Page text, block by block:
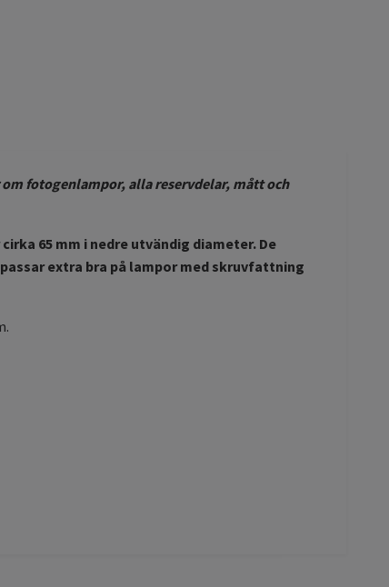
fotogenlampor, alla reservdelar, mått och
65 mm i nedre utvändig diameter. De
extra bra på lampor med skruvfattning